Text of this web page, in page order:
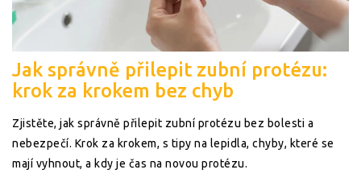
Jak správně přilepit zubní protézu:
krok za krokem bez chyb
Zjistěte, jak správně přilepit zubní protézu bez bolesti a
nebezpečí. Krok za krokem, s tipy na lepidla, chyby, které se
mají vyhnout, a kdy je čas na novou protézu.